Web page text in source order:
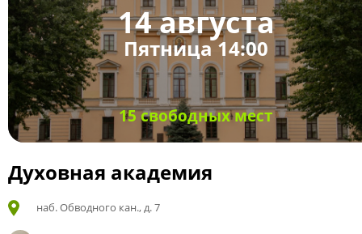
14 августа
Пятница 14:00
15 свободных мест
Духовная академия
наб. Обводного кан., д. 7